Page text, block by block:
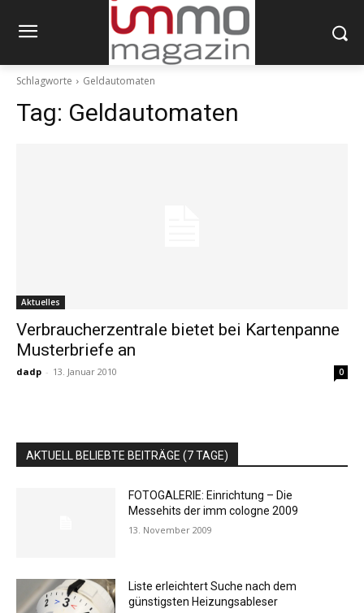
Schlagworte Geldautomaten
Tag: Geldautomaten
Aktuelles
Verbraucherzentrale bietet bei Kartenpanne
Musterbriefe an
dadp - 13. Januar 2010 0
AKTUELL BELIEBTE BEITRÄGE (7 TAGE)
FOTOGALERIE: Einrichtung – Die
Messehits der imm cologne 2009
13. November 2009
Liste erleichtert Suche nach dem
günstigsten Heizungsableser